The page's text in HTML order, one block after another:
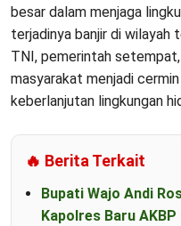
besar dalam menjaga
terjadinya banjir di wilayah
TNI, pemerintah
masyarakat menjadi
keberlanjutan lingkungan
🔥 Berita Terkait
Bupati Wajo Andi
Kapolres Baru